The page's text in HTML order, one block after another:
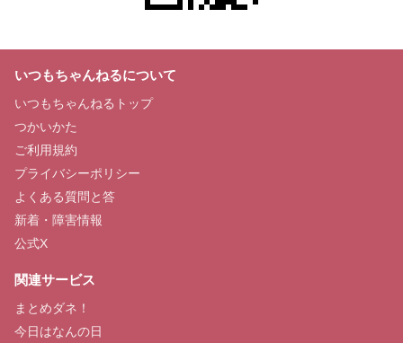
いつもちゃんねるについて
いつもちゃんねるトップ
つかいかた
ご利用規約
プライバシーポリシー
よくある質問と答
新着・障害情報
公式X
関連サービス
まとめダネ！
今日はなんの日